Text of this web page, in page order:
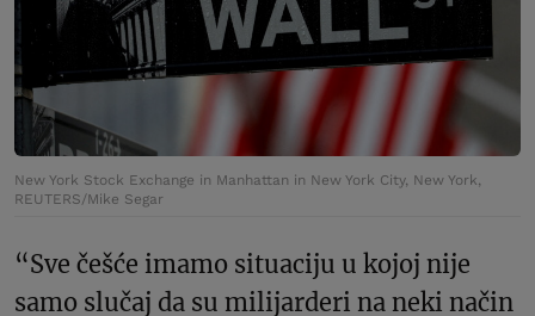
New York Stock Exchange in Manhattan in New York City, New York,
REUTERS/Mike Segar
“Sve češće imamo situaciju u kojoj nije
samo slučaj da su milijarderi na neki način